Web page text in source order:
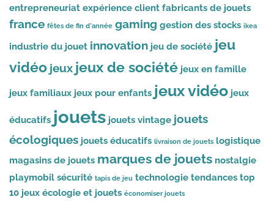
entrepreneuriat expérience client fabricants de jouets
france fêtes de fin d'année gaming gestion des stocks ikea
industrie du jouet innovation jeu de société jeu
vidéo jeux jeux de société jeux en famille
jeux familiaux jeux pour enfants jeux vidéo jeux
éducatifs jouets jouets vintage jouets
écologiques jouets éducatifs livraison de jouets logistique
magasins de jouets marques de jouets nostalgie
playmobil sécurité tapis de jeu technologie tendances top
10 jeux écologie et jouets économiser jouets